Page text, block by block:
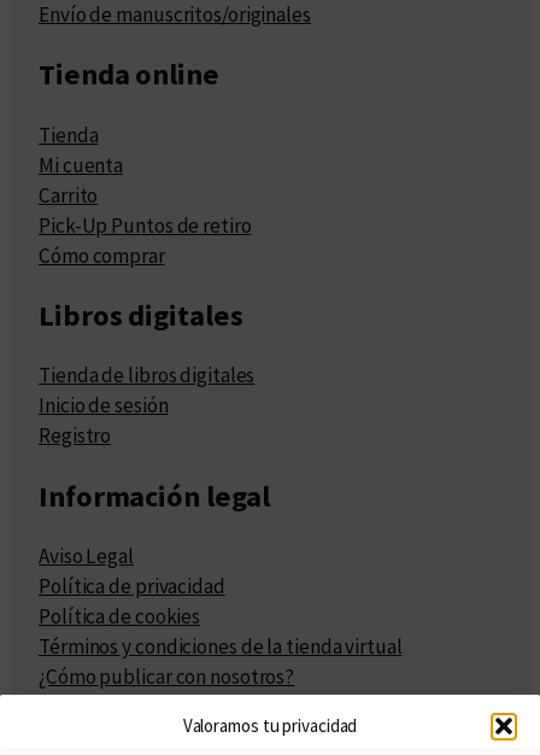
Valoramos tu privacidad
Envío de manuscritos/originales
Tienda online
Tienda
Mi cuenta
Carrito
Pick-Up Puntos de retiro
Cómo comprar
Libros digitales
Tienda de libros digitales
Inicio de sesión
Registro
Información legal
Aviso Legal
Política de privacidad
Política de cookies
Términos y condiciones de la tienda virtual
¿Cómo publicar con nosotros?
Políticas de publicación